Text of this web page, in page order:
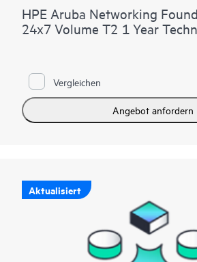
HPE Aruba Networking
24x7 Volume T2 1 Year
Vergleichen
Angebot anfordern
Aktualisiert